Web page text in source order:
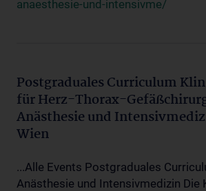
anaesthesie-und-intensivme/
Postgraduales Curriculum
für Herz-Thorax-
Anästhesie und
Wien
...Alle Events Postgraduales
Anästhesie und Intensivmedizin Die